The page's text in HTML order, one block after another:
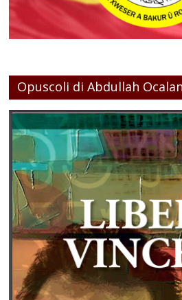
Opuscoli di Abdullah Ocalan